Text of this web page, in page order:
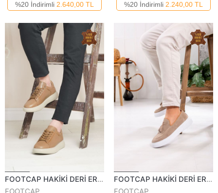
%20 İndirimli 2.640,00 TL %20 İndirimli 2.240,00 TL
FOOTCAP HAKİKİ DERİ ERKEK GÜNLÜK AYAKKABI 420324K
FOOTCAP HAKİKİ DERİ ERKEK GÜNLÜK AYAKKABI 254224Y